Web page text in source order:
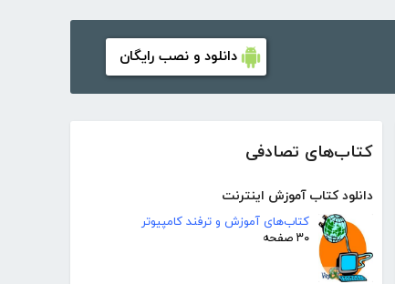
دانلود و نصب رایگان
کتاب‌های تصادفی
دانلود کتاب آموزش اینترنت
کتاب‌های آموزش و ترفند کامپیوتر
۳۰ صفحه